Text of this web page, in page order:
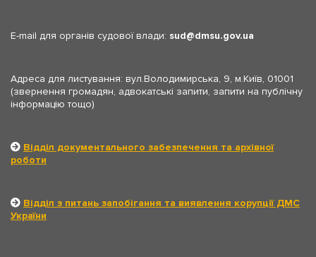
E-mail для органів судової влади: sud dmsu.gov.ua
Адреса для листування: вул.Володимирська, 9, м.Київ, 01001
(звернення громадян, адвокатські запити, запити на публічну
інформацію тощо)
Відділ документального забезпечення та архівної
роботи
Відділ з питань запобігання та виявлення корупції ДМС
України